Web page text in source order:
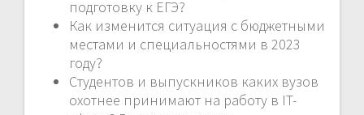
подготовку к ЕГЭ?
Как изменится ситуация с бюджетными
местами и специальностями в 2023
году?
Студентов и выпускников каких вузов
охотнее принимают на работу в IT-